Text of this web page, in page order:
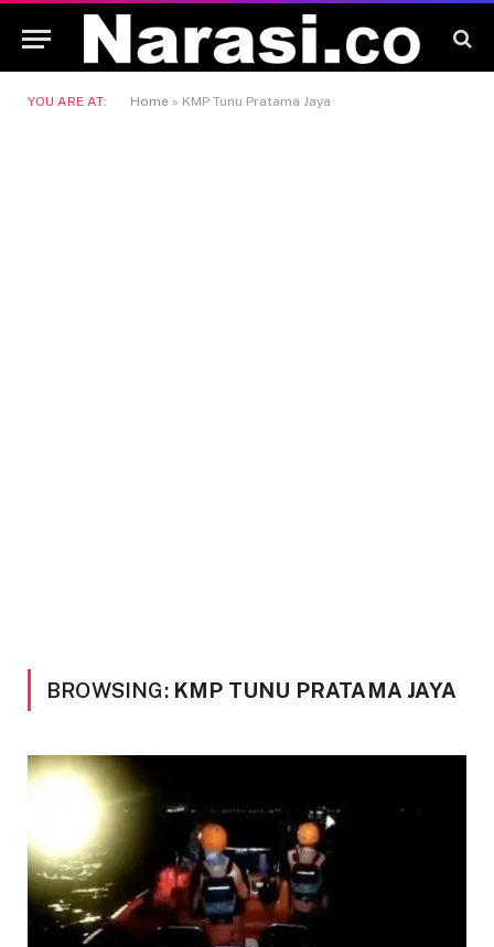
YOU ARE AT: Home » KMP Tunu Pratama Jaya
BROWSING: KMP TUNU PRATAMA JAYA